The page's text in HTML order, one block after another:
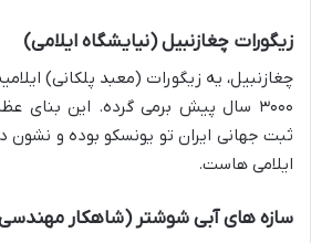
زیگورات چغازنبیل (نیایشگاه ایلامی)
چغازنبیل، یه زیگورات (معبد پلکانی)
۳۰۰۰ سال پیش برمی گرده. این بنای
ثبت جهانی ایران تو یونسکو بوده و
ایلامی هاست.
سازه های آبی شوشتر (شاهکار